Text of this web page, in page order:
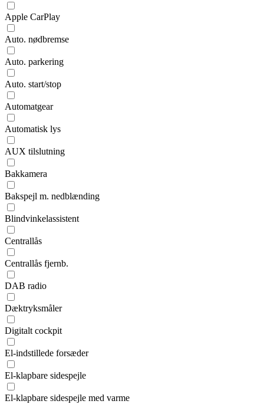
Apple CarPlay
Auto. nødbremse
Auto. parkering
Auto. start/stop
Automatgear
Automatisk lys
AUX tilslutning
Bakkamera
Bakspejl m. nedblænding
Blindvinkelassistent
Centrallås
Centrallås fjernb.
DAB radio
Dæktryksmåler
Digitalt cockpit
El-indstillede forsæder
El-klapbare sidespejle
El-klapbare sidespejle med varme